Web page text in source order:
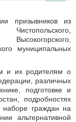
призывников из
муниципальных
и их родителям о
различных
подготовке и
подробностях
граждан на
альтернативной